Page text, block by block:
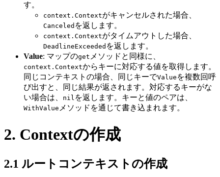
す。
context.Contextがキャンセルされた場合、
Canceled を返します。
context.Contextがタイムアウトした場合、
DeadlineExceeded を返します。
Value: マップのget メソッドと同様に、
context.Contextからキーに対応する値を取得します。
同じコンテキストの場合、同じキーでValue を複数回呼
び出すと、同じ結果が返されます。対応するキーがな
い場合は、
nil を返します。キーと値のペアは、
WithValue メソッドを通じて書き込まれます。
2. Contextの作成
2.1 ルートコンテキストの作成